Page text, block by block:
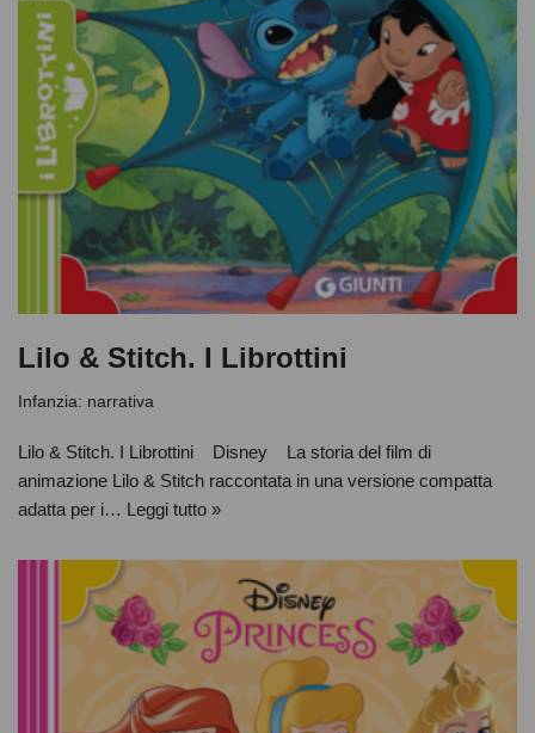
Lilo & Stitch. I Librottini
Infanzia: narrativa
Lilo & Stitch. I Librottini Disney La storia del film di
animazione Lilo & Stitch raccontata in una versione compatta
adatta per i… Leggi tutto »